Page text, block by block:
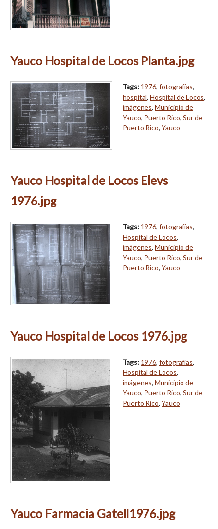
Yauco Hospital de Locos Planta.jpg
Tags: 1976, fotografías,
hospital, Hospital de Locos,
imágenes, Municipio de
Yauco, Puerto Rico, Sur de
Puerto Rico, Yauco
Yauco Hospital de Locos Elevs
1976.jpg
Tags: 1976, fotografías,
Hospital de Locos,
imágenes, Municipio de
Yauco, Puerto Rico, Sur de
Puerto Rico, Yauco
Yauco Hospital de Locos 1976.jpg
Tags: 1976, fotografías,
Hospital de Locos,
imágenes, Municipio de
Yauco, Puerto Rico, Sur de
Puerto Rico, Yauco
Yauco Farmacia Gatell1976.jpg